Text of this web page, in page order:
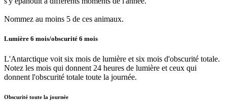
Nommez au moins 5 de ces animaux.
Lumière 6 mois/obscurité 6 mois
L'Antarctique voit six mois de lumière et six mois d'obscurité totale.
Notez les mois qui donnent 24 heures de lumière et ceux qui
donnent l'obscurité totale toute la journée.
Obscurité toute la journée